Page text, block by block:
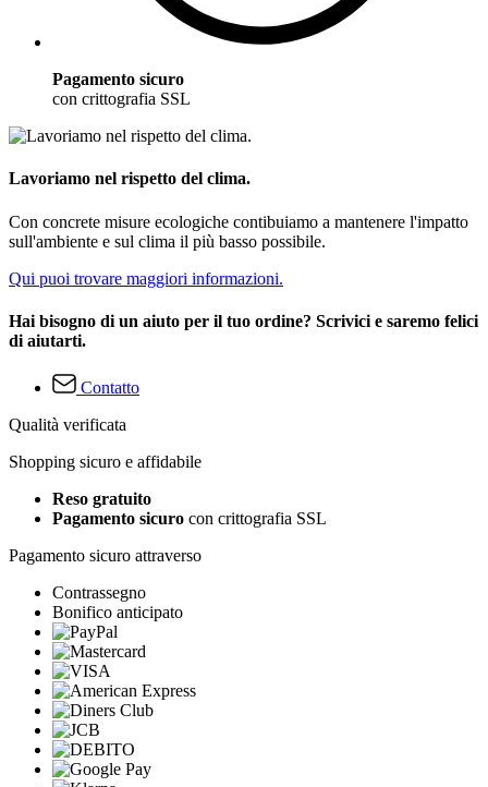
Pagamento sicuro
con crittografia SSL
Lavoriamo nel rispetto del clima.
Con concrete misure ecologiche contibuiamo a mantenere l'impatto
sull'ambiente e sul clima il più basso possibile.
Qui puoi trovare maggiori informazioni.
Hai bisogno di un aiuto per il tuo ordine? Scrivici e saremo felici
di aiutarti.
Contatto
Qualità verificata
Shopping sicuro e affidabile
Reso gratuito
Pagamento sicuro con crittografia SSL
Pagamento sicuro attraverso
Contrassegno
Bonifico anticipato